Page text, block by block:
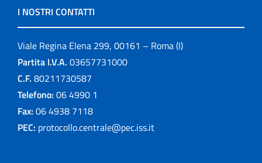
I NOSTRI CONTATTI
Viale Regina Elena 299, 00161 – Roma (I)
Partita I.V.A. 03657731000
C.F. 80211730587
Telefono: 06 4990 1
Fax: 06 4938 7118
PEC: protocollo.centrale@pec.iss.it